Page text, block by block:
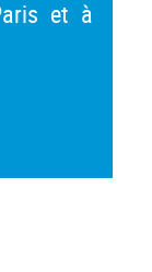
et à